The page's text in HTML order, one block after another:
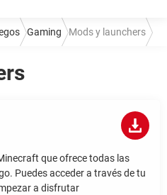
Gaming Mods y launchers
que ofrece todas las
Puedes acceder a través de tu
a disfrutar